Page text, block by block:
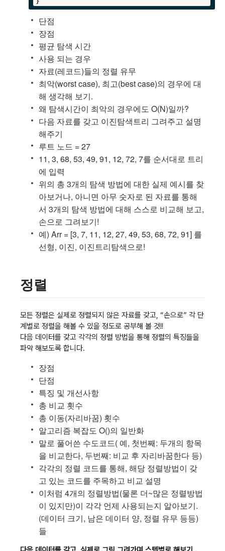
단점
장점
평균 탐색 시간
사용 되는 경우
자료(레코드)들의 정렬 유무
최악(worst case), 최고(best case)의 경우에 대
해 생각해 보기.
왜 탐색시간이 최악의 경우에도 O(N)일까?
다음 자료를 갖고 이진탐색트리 그려주고 설명
해주기
루트 노드 = 27
11, 3, 68, 53, 49, 91, 12, 72, 7를 순서대로 트리
에 입력
위의 총 3개의 탐색 방법에 대한 실제 예시를 찾
아보거나, 아니면 아무 숫자로 된 자료를 통해
서 3개의 탐색 방법에 대해 스스로 비교해 보고,
손으로 그려보기!
예) Arr = [3, 7, 11, 12, 27, 49, 53, 68, 72, 91] 를
선형, 이진, 이진트리탐색으로!
정렬
모든 정렬은 실제로 정렬되지 않은 자료를 갖고, “손으로” 각 단
계별로 정렬을 해볼 수 있을 정도로 공부해 볼 것!!
다음 데이터를 갖고 각각의 정렬 방법을 통해 정렬의 특징들을
파악 해보도록 합니다.
장점
단점
특징 및 개선사항
총 비교 횟수
총 이동(자리바꿈) 횟수
알고리즘 복잡도 O()의 일반화
말로 풀어쓴 수도코드( 예, 첫번째: 두개의 항목
을 비교한다, 두번째: 비교 후 자리바꿈한다 등)
각각의 정렬 코드를 통해, 해당 정렬방법이 갖
고 있는 코드를 주목하고 비교 설명
이처럼 4개의 정렬방법(물론 더~많은 정렬방법
이 있지만)이 각각 언제 사용되는지 알아보기.
(데이터 크기, 남은 데이터 양, 정렬 유무 등등)
들